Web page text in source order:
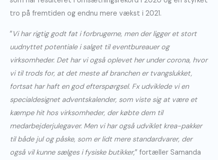
tro på fremtiden og endnu mere vækst i 2021.
”Vi har rigtig godt fat i forbrugerne, men der ligger et stort
uudnyttet potentiale i salget til eventbureauer og
virksomheder. Det har vi også oplevet her under corona, hvor
vi til trods for, at det meste af branchen er tvangslukket,
fortsat har haft en god efterspørgsel. Fx udviklede vi en
specialdesignet adventskalender, som viste sig at være et
kæmpe hit hos virksomheder, der købte dem til
medarbejderjulegaver. Men vi har også udviklet krea-pakker
til både jul og påske, som er lidt mere standardvarer, der
også vil kunne sælges i fysiske butikker,” fortæller Samanda